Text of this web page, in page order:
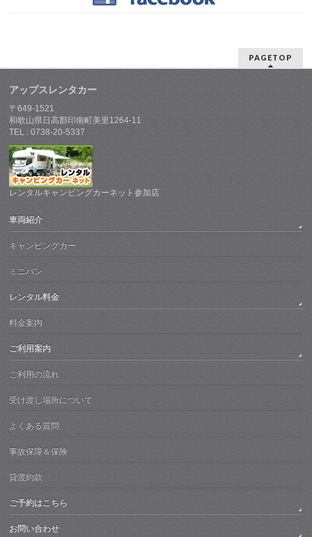
PAGETOP
アップスレンタカー
〒649-1521
和歌山県日高郡印南町美里1264-11
TEL : 0738-20-5337
レンタルキャンピングカーネット参加店
車両紹介
キャンピングカー
ミニバン
レンタル料金
料金案内
ご利用案内
ご利用の流れ
受け渡し場所について
よくある質問
事故保障＆保険
貸渡約款
ご予約はこちら
お問い合わせ